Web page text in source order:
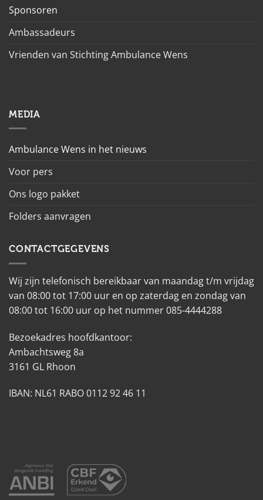
Sponsoren
Ambassadeurs
Vrienden van Stichting Ambulance Wens
MEDIA
Ambulance Wens in het nieuws
Voor pers
Ons logo pakket
Folders aanvragen
CONTACTGEGEVENS
Wij zijn telefonisch bereikbaar van maandag t/m vrijdag
van 08:00 tot 17:00 uur en op zaterdag en zondag van
08:00 tot 16:00 uur op het nummer 085-4444288
Bezoekadres hoofdkantoor:
Ambachtsweg 8a
3161 GL Rhoon
IBAN: NL61 RABO 0112 92 46 11